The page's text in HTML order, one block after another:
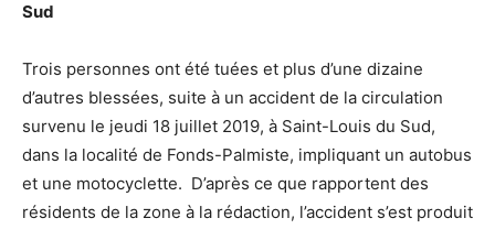
Sud
Trois personnes ont été tuées et plus d’une dizaine
d’autres blessées, suite à un accident de la circulation
survenu le jeudi 18 juillet 2019, à Saint-Louis du Sud,
dans la localité de Fonds-Palmiste, impliquant un autobus
et une motocyclette. D’après ce que rapportent des
résidents de la zone à la rédaction, l’accident s’est produit